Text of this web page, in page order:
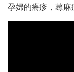
孕婦的癢疹，蕁麻